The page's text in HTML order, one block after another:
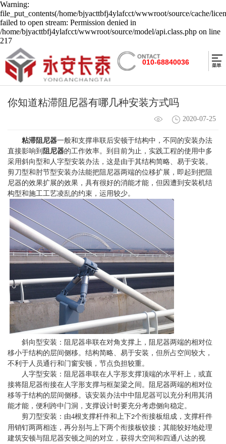
Warning:
file_put_contents(/home/bjyacttbfj4ylafcct/wwwroot/source/cache/
failed to open stream: Permission denied in
/home/bjyacttbfj4ylafcct/wwwroot/source/model/api.class.php on line
217
010-68840036
你知道粘滞阻尼器有哪几种安装方式吗
2020-07-25
粘滞阻尼器一般和支撑串联后安顿于结构中，不同的安装办法
直接影响到 阻尼器的工作效率。到目前为止，实践工程的使用中多
采用斜向型和人字型安装办法，这是由于其结构简略、易于安装。
剪刀型和肘节型安装办法能把阻尼器两端的位移扩展，即起到把阻
尼器的效果扩展的效果，具有很好的消能才能，但因遭到安装机结
构型和施工工艺凌乱的约束，运用较少。
斜向型安装：阻尼器串联在对角支撑上，阻尼器两端的相对位
移小于结构的层间侧移。结构简略、易于安装，但所占空间较大，
不利于人员通行和门窗安顿，节点负担较重。
人字型安装：阻尼器串联在人字形支撑顶端的水平杆上，或直
接将阻尼器衔接在人字形支撑与框架梁之间。阻尼器两端的相对位
移等于结构的层间侧移。该安装办法中中阻尼器可以充分利用其消
能才能，便利跨中门洞，支撑设计时要充分考虑侧向稳定。
剪刀型安装：由4根支撑杆件和上下2个衔接板组成，支撑杆件
用销钉两两相连，再分别与上下两个衔接板铰接；其能较好地处理
建筑安顿与阻尼器安顿之间的对立，获得大空间和四通八达的视